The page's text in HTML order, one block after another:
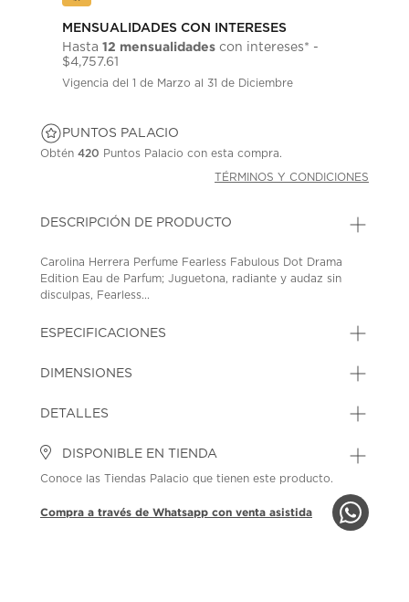
MENSUALIDADES CON INTERESES
Hasta12 mensualidades con intereses* -
$4,757.61
Vigencia del 1 de Marzo al 31 de Diciembre
PUNTOS PALACIO
Obtén420 Puntos Palacio con esta compra.
TÉRMINOS Y CONDICIONES
DESCRIPCIÓN DE PRODUCTO
Carolina Herrera Perfume Fearless Fabulous Dot Drama
Edition Eau de Parfum; Juguetona, radiante y audaz sin
disculpas, Fearless...
ESPECIFICACIONES
DIMENSIONES
DETALLES
DISPONIBLE EN TIENDA
Conoce las Tiendas Palacio que tienen este producto.
Compra a través de Whatsapp con venta asistida